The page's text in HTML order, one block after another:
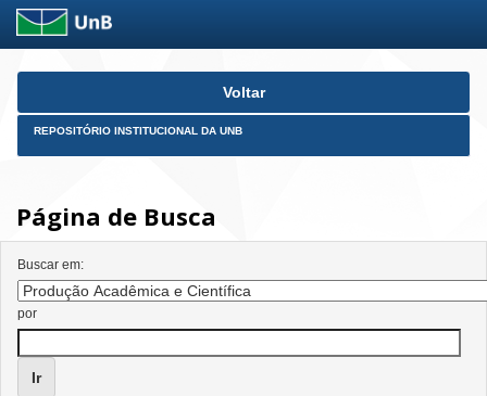
Skip
Voltar
REPOSITÓRIO INSTITUCIONAL DA UNB
Página de Busca
Buscar em:
por